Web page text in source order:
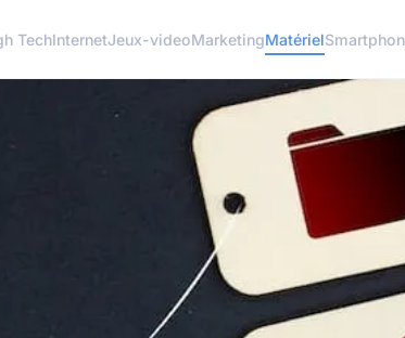
TechInternetJeux-videoMarketingMatériel